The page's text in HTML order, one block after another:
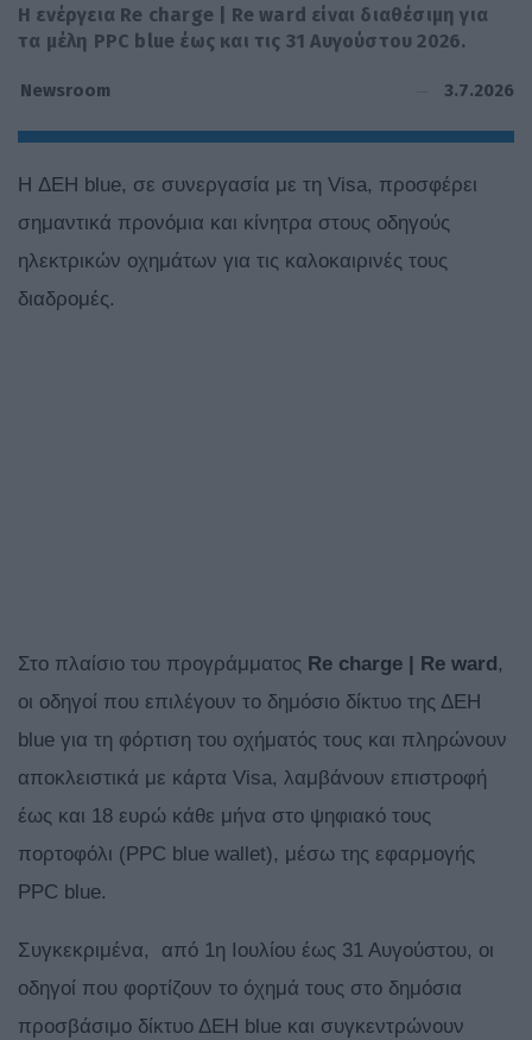
Η ενέργεια Re charge | Re ward είναι διαθέσιμη για
τα μέλη PPC blue έως και τις 31 Αυγούστου 2026.
Newsroom 3.7.2026
H ΔΕΗ blue, σε συνεργασία με τη Visa, προσφέρει
σημαντικά προνόμια και κίνητρα στους οδηγούς
ηλεκτρικών οχημάτων για τις καλοκαιρινές τους
διαδρομές.
Στο πλαίσιο του προγράμματος Re charge | Re ward ,
οι οδηγοί που επιλέγουν το δημόσιο δίκτυο της ΔΕΗ
blue για τη φόρτιση του οχήματός τους και πληρώνουν
αποκλειστικά με κάρτα Visa, λαμβάνουν επιστροφή
έως και 18 ευρώ κάθε μήνα στο ψηφιακό τους
πορτοφόλι (PPC blue wallet), μέσω της εφαρμογής
PPC blue.
Συγκεκριμένα, από 1η Ιουλίου έως 31 Αυγούστου, οι
οδηγοί που φορτίζουν το όχημά τους στο δημόσια
προσβάσιμο δίκτυο ΔΕΗ blue και συγκεντρώνουν